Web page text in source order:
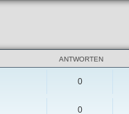
ANTWORTEN
0
0